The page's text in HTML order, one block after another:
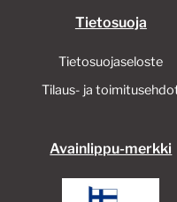
Tietosuoja
Tietosuojaseloste
Tilaus- ja
Avainlippu-merkki